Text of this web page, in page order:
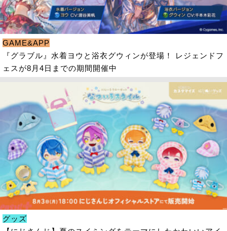
GAME&APP
『グラブル』水着ヨウと浴衣グウィンが登場！ レジェンドフ
ェスが8月4日までの期間開催中
グッズ